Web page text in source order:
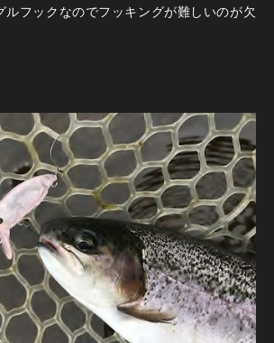
ルフックなのでフッキングが難しいのが欠